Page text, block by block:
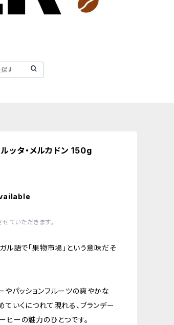
ッタ・メルカドン 150g
ていただきます。
ル語で「果物市場」という意味だそ
やパッションフルーツの爽やかな
ていくにつれて現れる、ブランデー
ヒーの魅力のひとつです。